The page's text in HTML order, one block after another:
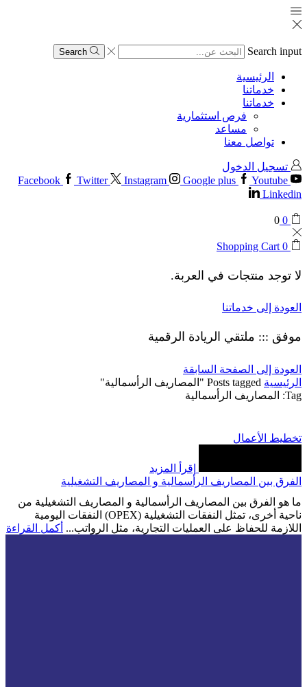
Search input
Search
الرئيسية
خدماتنا
خدماتنا
فرص استثمارية
مساعد
تواصل معنا
تسجيل الدخول
Facebook
Twitter Instagram Google plus
Youtube
Linkedin
0
0
0
Shopping Cart
لا توجد منتجات في العربة.
العودة إلى خدماتنا
موفق ::: ملتقي الريادة الرقمية
العودة إلى الصفحة السابقة
الرئيسية Posts tagged "المصاريف الرأسمالية"
Tag: المصاريف الرأسمالية
تخطيط الأعمال
إقرأ المزيد
الفرق بين المصاريف الرأسمالية و المصاريف التشغيلية
ما هو الفرق بين المصاريف الرأسمالية و المصاريف التشغيلية من
ناحية أخرى، تمثل النفقات التشغيلية (OPEX) النفقات اليومية
اللازمة للحفاظ على العمليات التجارية، مثل الرواتب... أكمل القراءة